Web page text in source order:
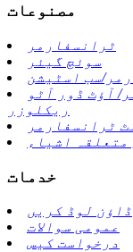
مصنوعات
ٹرانسفارمر
سوئچ گیئر
سب اسٹیشن
آؤٹ ڈور آٹو
ریکلوزر
ٹرانسفارمر
اشیاء
خدمات
ڈاؤن لوڈ کریں
عمومی سوالات
درخواست کیس